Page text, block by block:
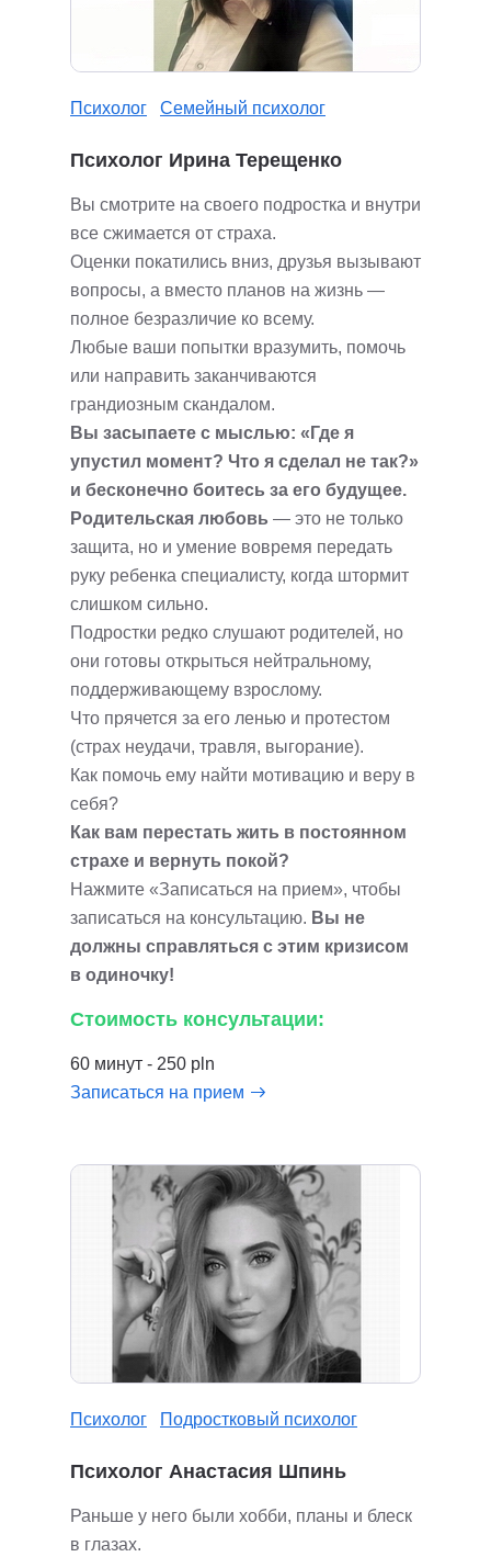
Психолог Семейный психолог
Психолог Ирина Терещенко
Вы смотрите на своего подростка и внутри
все сжимается от страха.
Оценки покатились вниз, друзья вызывают
вопросы, а вместо планов на жизнь —
полное безразличие ко всему.
Любые ваши попытки вразумить, помочь
или направить заканчиваются
грандиозным скандалом.
Вы засыпаете с мыслью: «Где я
упустил момент? Что я сделал не так?»
и бесконечно боитесь за его будущее.
Родительская любовь — это не только
защита, но и умение вовремя передать
руку ребенка специалисту, когда штормит
слишком сильно.
Подростки редко слушают родителей, но
они готовы открыться нейтральному,
поддерживающему взрослому.
Что прячется за его ленью и протестом
(страх неудачи, травля, выгорание).
Как помочь ему найти мотивацию и веру в
себя?
Как вам перестать жить в постоянном
страхе и вернуть покой?
Нажмите «Записаться на прием», чтобы
записаться на консультацию. Вы не
должны справляться с этим кризисом
в одиночку!
Стоимость консультации:
60 минут - 250 pln
Записаться на прием
Психолог Подростковый психолог
Психолог Анастасия Шпинь
Раньше у него были хобби, планы и блеск
в глазах.